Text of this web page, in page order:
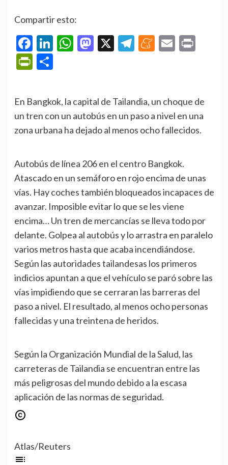
Compartir esto:
Facebook
LinkedIn
WhatsApp
Mastodon
X Telegram
Meneame
Email
PrintFriendly
Compartir
En Bangkok, la capital de Tailandia, un choque de
un tren con un autobús en un paso a nivel en una
zona urbana ha dejado al menos ocho fallecidos.
Autobús de línea 206 en el centro Bangkok.
Atascado en un semáforo en rojo encima de unas
vías. Hay coches también bloqueados incapaces de
avanzar. Imposible evitar lo que se les viene
encima… Un tren de mercancías se lleva todo por
delante. Golpea al autobús y lo arrastra en paralelo
varios metros hasta que acaba incendiándose.
Según las autoridades tailandesas los primeros
indicios apuntan a que el vehículo se paró sobre las
vías impidiendo que se cerraran las barreras del
paso a nivel. El resultado, al menos ocho personas
fallecidas y una treintena de heridos.
Según la Organización Mundial de la Salud, las
carreteras de Tailandia se encuentran entre las
más peligrosas del mundo debido a la escasa
aplicación de las normas de seguridad.
Atlas/Reuters